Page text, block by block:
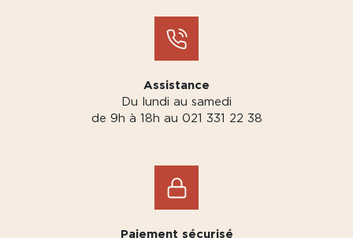
Assistance
Du lundi au samedi
de 9h à 18h au 021 331 22 38
Paiement sécurisé